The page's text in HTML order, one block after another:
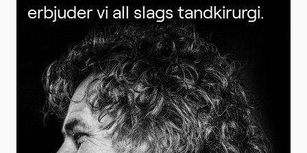
erbjuder vi all slags tandkirurgi.